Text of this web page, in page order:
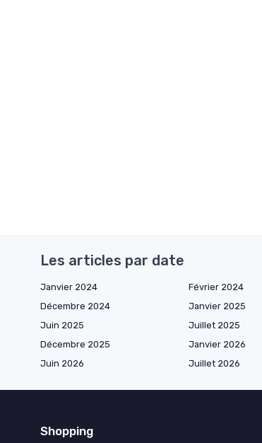
Les articles par date
Janvier 2024 Février 2024
Décembre 2024
Janvier 2025
Juin 2025
Juillet 2025
Décembre 2025
Janvier 2026
Juin 2026
Juillet 2026
Shopping